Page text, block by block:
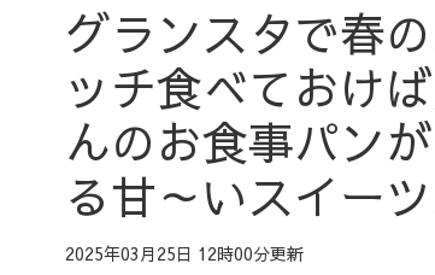
グランスタで春
ッチ食べておけ
んのお食事パン
る甘～いスイー
2025年03月25日 12時00分更新